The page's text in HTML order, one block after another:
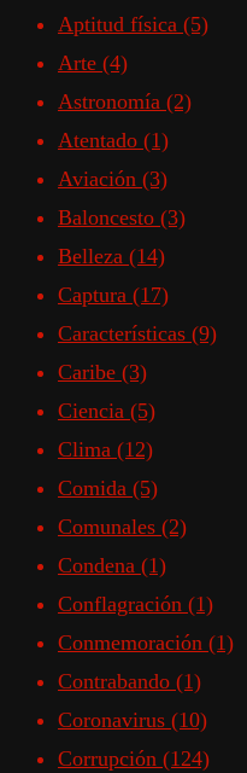
Aptitud física (5)
Arte (4)
Astronomía (2)
Atentado (1)
Aviación (3)
Baloncesto (3)
Belleza (14)
Captura (17)
Características (9)
Caribe (3)
Ciencia (5)
Clima (12)
Comida (5)
Comunales (2)
Condena (1)
Conflagración (1)
Conmemoración (1)
Contrabando (1)
Coronavirus (10)
Corrupción (124)